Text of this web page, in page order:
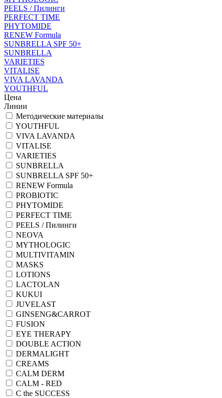
PEELS / Пилинги
PERFECT TIME
PHYTOMIDE
RENEW Formula
SUNBRELLA SPF 50+
SUNBRELLA
VARIETIES
VITALISE
VIVA LAVANDA
YOUTHFUL
Цена
Линии
Методические материалы
YOUTHFUL
VIVA LAVANDA
VITALISE
VARIETIES
SUNBRELLA
SUNBRELLA SPF 50+
RENEW Formula
PROBIOTIC
PHYTOMIDE
PERFECT TIME
PEELS / Пилинги
NEOVA
MYTHOLOGIC
MULTIVITAMIN
MASKS
LOTIONS
LACTOLAN
KUKUI
JUVELAST
GINSENG&CARROT
FUSION
EYE THERAPY
DOUBLE ACTION
DERMALIGHT
CREAMS
CALM DERM
CALM - RED
C the SUCCESS